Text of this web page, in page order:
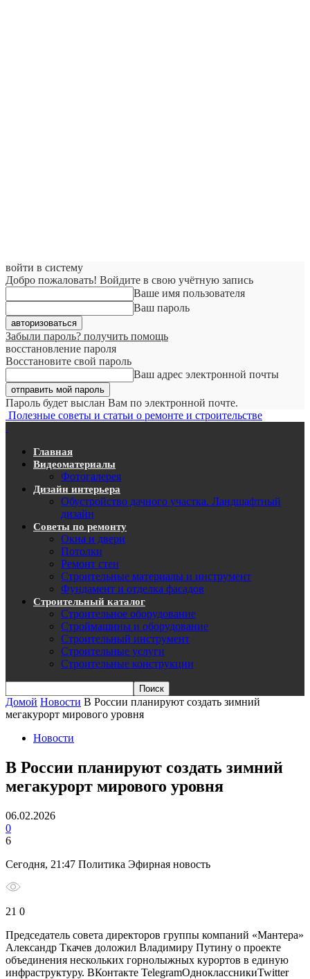
войти в систему
Добро пожаловать! Войдите в свою учётную запись
Ваше имя пользователя
Ваш пароль
Забыли пароль? получить помощь
восстановление пароля
Восстановите свой пароль
Ваш адрес электронной почты
Пароль будет выслан Вам по электронной почте.
Полезные советы и статьи о ремонте и строительстве
Главная
Видеоматериалы
Фотогалерея
Дизайн интерьера
Обустройство дачного участка. Ландшафтный
дизайн
Советы по ремонту
Окна и двери
Потолки
Ремонт стен
Строительные материалы и инструмент
Фундамент и отделка фасадов
Строительный каталог
Строительное оборудование
Строймашины и оборудование
Строительный инструмент
Строительные услуги
Строительные конструкции
Домой Новости В России планируют создать зимний
мегакурорт мирового уровня
Новости
В России планируют создать зимний
мегакурорт мирового уровня
06.02.2026
0
6
Сегодня, 21:47 Политика Эфирная новость
21 0
Председатель совета директоров группы компаний «Мантера»
Александр Ткачев доложил Владимиру Путину о проекте
объединения нескольких горнолыжных курортов в единую
инфраструктуру. ВКонтакте TelegramОдноклассникиTwitter